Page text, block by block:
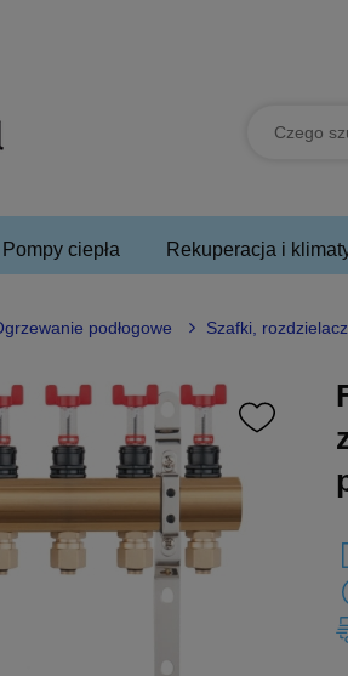
Pompy ciepła Rekuperacja i
podłogowe Szafki,